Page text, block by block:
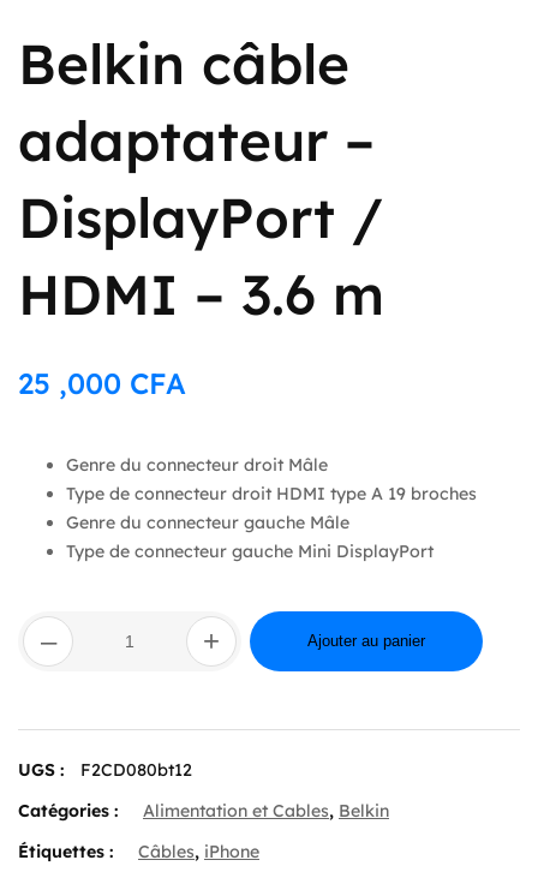
Belkin câble
adaptateur –
DisplayPort /
HDMI – 3.6 m
25 ,000 CFA
Genre du connecteur droit Mâle
Type de connecteur droit HDMI type A 19 broches
Genre du connecteur gauche Mâle
Type de connecteur gauche Mini DisplayPort
–
quantité
de
Belkin
–
/
–
3.6
m
+ Ajouter au panier
UGS :
F2CD080bt12
Catégories :
Alimentation et Cables, Belkin
Étiquettes :
Câbles, iPhone